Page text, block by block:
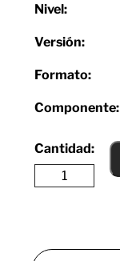
Nivel:
Versión:
Formato:
Componente: